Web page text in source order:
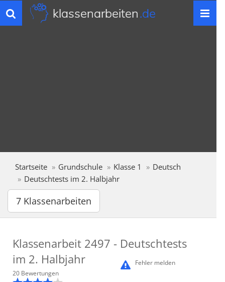
Toggle
navigation
klassenarbeiten.de
Startseite Grundschule Klasse 1
Deutsch
Deutschtests im 2. Halbjahr
7 Klassenarbeiten
Klassenarbeit 2497 - Deutschtests
im 2. Halbjahr
Fehler melden
20 Bewertungen